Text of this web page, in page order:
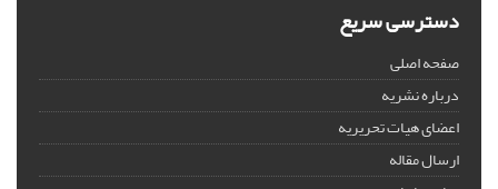
دسترسی سریع
صفحه اصلی
درباره نشریه
اعضای هیات تحریریه
ارسال مقاله